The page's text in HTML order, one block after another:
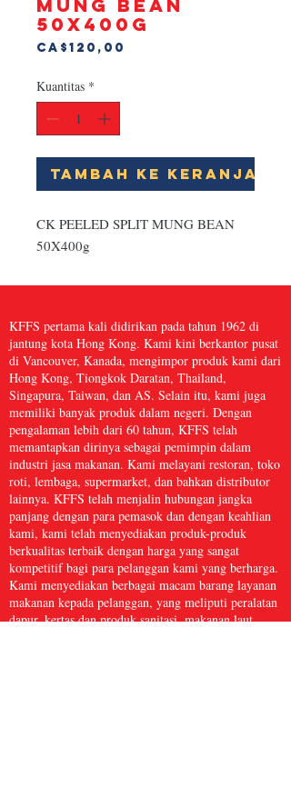
MUNG BEAN
50X400g
CA$120,00
Kuantitas *
Tambah ke Keranjang
CK PEELED SPLIT MUNG BEAN
50X400g
KFFS pertama kali didirikan pada tahun 1962 di
jantung kota Hong Kong. Kami kini berkantor pusat
di Vancouver, Kanada, mengimpor produk kami dari
Hong Kong, Tiongkok Daratan, Thailand,
Singapura, Taiwan, dan AS. Selain itu, kami juga
memiliki banyak produk dalam negeri. Dengan
pengalaman lebih dari 60 tahun, KFFS telah
memantapkan dirinya sebagai pemimpin dalam
industri jasa makanan. Kami melayani restoran, toko
roti, lembaga, supermarket, dan bahkan distributor
lainnya. KFFS telah menjalin hubungan jangka
panjang dengan para pemasok dan dengan keahlian
kami, kami telah menyediakan produk-produk
berkualitas terbaik dengan harga yang sangat
kompetitif bagi para pelanggan kami yang berharga.
Kami menyediakan berbagai macam barang layanan
makanan kepada pelanggan, yang meliputi peralatan
dapur, kertas dan produk sanitasi, makanan laut